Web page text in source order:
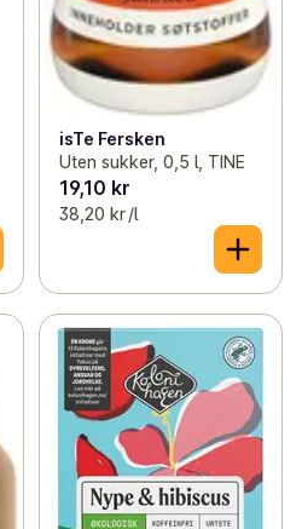
isTe Fersken
Uten sukker, 0,5 l, TINE
19,10 kr
38,20 kr /l